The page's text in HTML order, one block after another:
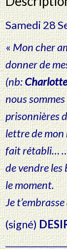
de
Suède
-
Lettre
autographe
signée
à
son
Frère
Samedi 28
«Mon cher
donner de
(nb:
nous
prisonnières
lettre de mon
fait rétabli… …
de vendre les
le moment.
Je
(signé)